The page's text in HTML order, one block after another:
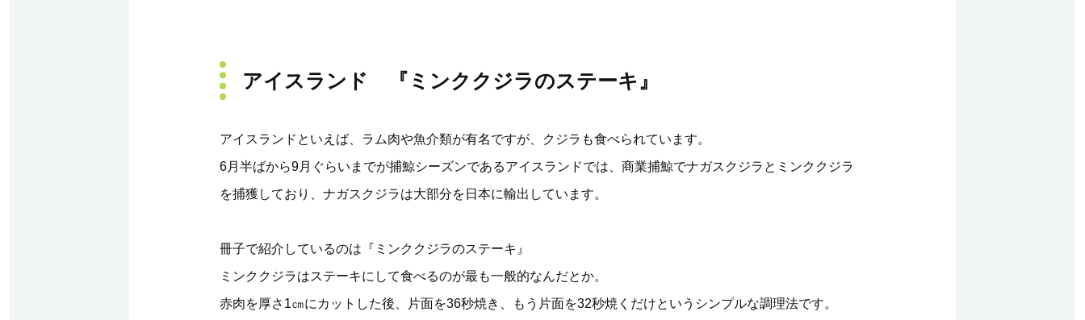
アイスランド 『ミンククジラのステーキ』
アイスランドといえば、ラム肉や魚介類が有名ですが、クジラも食べられています。
6月半ばから9月ぐらいまでが捕鯨シーズンであるアイスランドでは、商業捕鯨でナガスクジラとミンククジラ
を捕獲しており、ナガスクジラは大部分を日本に輸出しています。
冊子で紹介しているのは『ミンククジラのステーキ』
ミンククジラはステーキにして食べるのが最も一般的なんだとか。
赤肉を厚さ1㎝にカットした後、片面を36秒焼き、もう片面を32秒焼くだけというシンプルな調理法です。